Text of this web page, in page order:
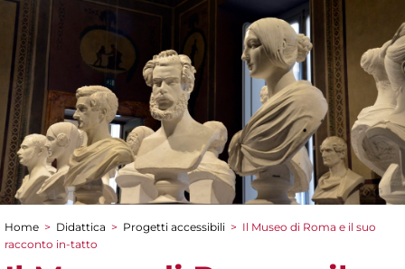
Tu sei qui
Home > Didattica > Progetti accessibili > Il Museo di Roma e il suo
racconto in-tatto